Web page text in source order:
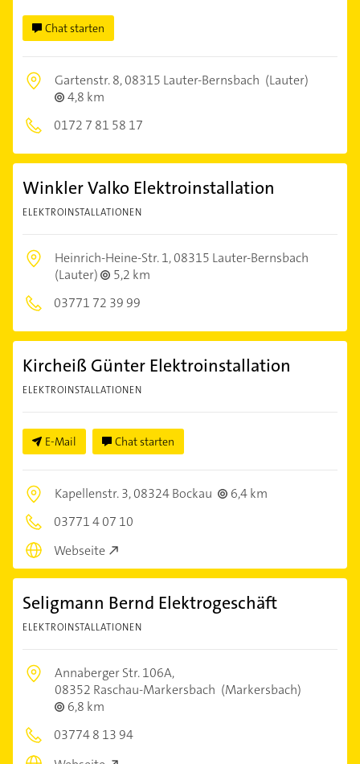
Chat starten
Gartenstr. 8,08315 Lauter-Bernsbach (Lauter)
4,8 km
0172 7 81 58 17
Winkler Valko Elektroinstallation
ELEKTROINSTALLATIONEN
Heinrich-Heine-Str. 1,08315 Lauter-Bernsbach
(Lauter)
5,2 km
03771 72 39 99
Kircheiß Günter Elektroinstallation
ELEKTROINSTALLATIONEN
E-Mail Chat starten
Kapellenstr. 3,08324 Bockau
6,4 km
03771 4 07 10
Webseite
Seligmann Bernd Elektrogeschäft
ELEKTROINSTALLATIONEN
Annaberger Str. 106A,
08352 Raschau-Markersbach (Markersbach)
6,8 km
03774 8 13 94